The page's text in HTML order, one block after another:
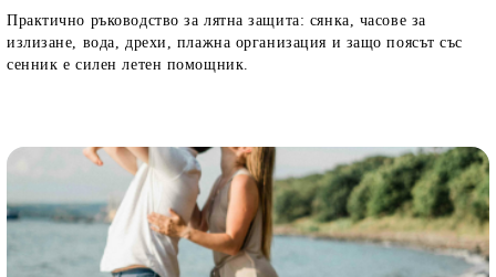
Практично ръководство за лятна защита: сянка, часове за
излизане, вода, дрехи, плажна организация и защо поясът със
сенник е силен летен помощник.